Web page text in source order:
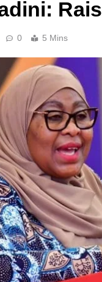
0 5 Mins